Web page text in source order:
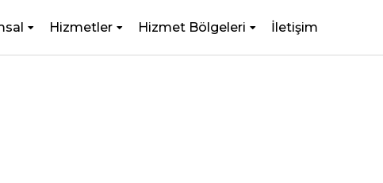
Hizmetler Hizmet Bölgeleri İletişim